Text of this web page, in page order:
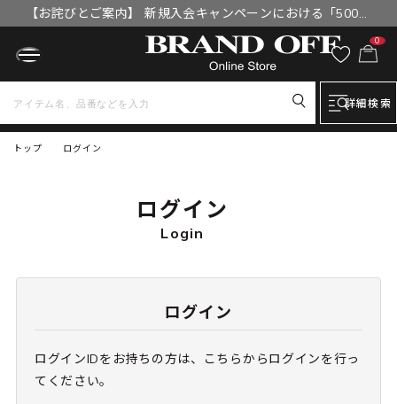
【お詫びとご案内】 新規入会キャンペーンにおける「500円
OFFクーポン」付与漏れと補填について
0
詳細検索
トップ ログイン
ログイン
Login
ログイン
ログインIDをお持ちの方は、こちらからログインを行っ
てください。